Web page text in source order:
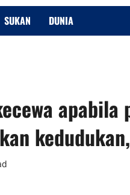
SUKAN DUNIA
apabila